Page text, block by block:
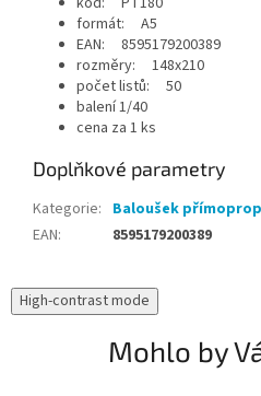
formát: A5
EAN: 8595179200389
rozměry: 148x210
počet listů: 50
balení 1/40
cena za 1 ks
Doplňkové parametry
Kategorie: Baloušek
EAN: 8595179200389
High-contrast mode
Mohlo by